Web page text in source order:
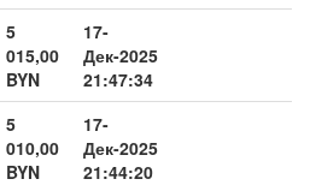
5
015,00
BYN
17-
Дек-2025
21:47:34
5
010,00
BYN
17-
Дек-2025
21:44:20